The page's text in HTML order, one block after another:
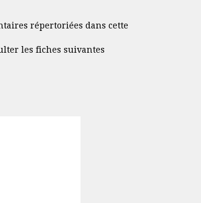
répertoriées dans cette
les fiches suivantes